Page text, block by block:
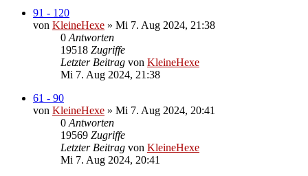
91 - 120
von KleineHexe » Mi 7. Aug 2024, 21:38
0 Antworten
19518 Zugriffe
Letzter Beitrag von KleineHexe
Mi 7. Aug 2024, 21:38
61 - 90
von KleineHexe » Mi 7. Aug 2024, 20:41
0 Antworten
19569 Zugriffe
Letzter Beitrag von KleineHexe
Mi 7. Aug 2024, 20:41